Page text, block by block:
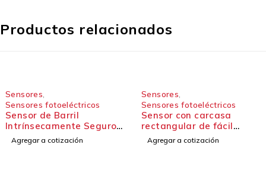
Productos relacionados
Sensores
Sensores fotoeléctricos
Sensor de Barril
Intrínsecamente Seguro -
Serie SMI30
Agregar a cotización
Sensores
Sensores fotoeléctricos
Sensor con carcasa
rectangular de fácil
montaje - Sensores QM42
y QMT42
Agregar a cotización